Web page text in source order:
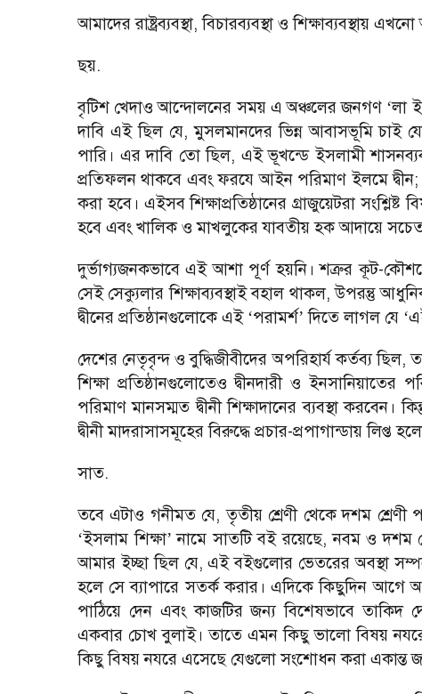
আমাদের রাষ্ট্রব্যবস্থা, বিচারব্যবস্থা ও শিক্ষাব্যবস্থায়
ছয়.
বৃটিশ খেদাও আন্দোলনের সময় এ অঞ্চলের জনগণ ‘লা
দাবি এই ছিল যে, মুসলমানদের ভিন্ন আবাসভূমি চাই
পারি। এর দাবি তো ছিল, এই ভূখন্ডে ইসলামী
প্রতিফলন থাকবে এবং ফরযে আইন পরিমাণ ইলমে
করা হবে। এইসব শিক্ষাপ্রতিষ্ঠানের গ্রাজুয়েটরা
হবে এবং খালিক ও মাখলুকের যাবতীয় হক আদায়ে
দুর্ভাগ্যজনকভাবে এই আশা পূর্ণ হয়নি। শত্রুর কূট-
সেই সেক্যুলার শিক্ষাব্যবস্থাই বহাল থাকল, উপরন্তু
দ্বীনের প্রতিষ্ঠানগুলোকে এই ‘পরামর্শ’ দিতে লাগল যে ‘
দেশের নেতৃবৃন্দ ও বুদ্ধিজীবীদের অপরিহার্য কর্তব্য
শিক্ষা প্রতিষ্ঠানগুলোতেও দ্বীনদারী ও
পরিমাণ মানসম্মত দ্বীনী শিক্ষাদানের ব্যবস্থা
দ্বীনী মাদরাসাসমূহের বিরুদ্ধে প্রচার-প্রপাগান্ডায় লিপ্ত
সাত.
তবে এটাও গনীমত যে, তৃতীয় শ্রেণী থেকে দশম শ্রেণী
‘ইসলাম শিক্ষা’ নামে সাতটি বই রয়েছে, নবম ও দশম
আমার ইচ্ছা ছিল যে, এই বইগুলোর ভেতরের অবস্থা
হলে সে ব্যাপারে সতর্ক করার। এদিকে কিছুদিন আগে
পাঠিয়ে দেন এবং কাজটির জন্য বিশেষভাবে
একবার চোখ বুলাই। তাতে এমন কিছু ভালো বিষয়
কিছু বিষয় নযরে এসেছে যেগুলো সংশোধন করা একান্ত